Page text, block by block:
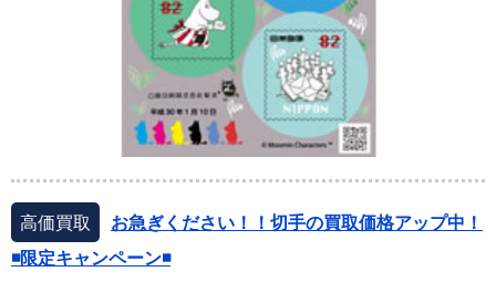
高価買取
お急ぎください！！切手の買取価格アップ中！
◾️限定キャンペーン◾️